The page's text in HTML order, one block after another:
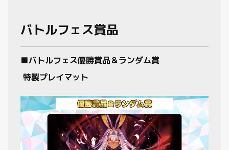
バトルフェス賞品
■バトルフェス優勝賞品＆ランダム賞
特製プレイマット